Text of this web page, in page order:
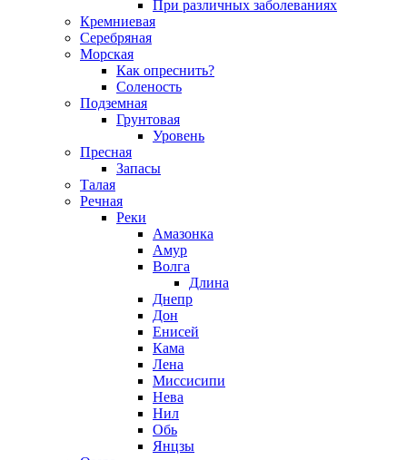
При различных заболеваниях
Кремниевая
Серебряная
Морская
Как опреснить?
Соленость
Подземная
Грунтовая
Уровень
Пресная
Запасы
Талая
Речная
Реки
Амазонка
Амур
Волга
Длина
Днепр
Дон
Енисей
Кама
Лена
Миссисипи
Нева
Нил
Обь
Янцзы